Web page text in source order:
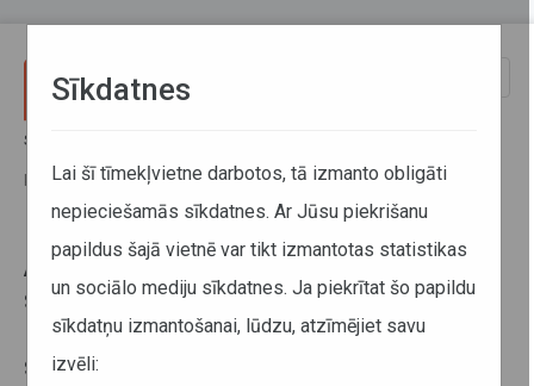
Sākums
kuriozos stāstos par pieredzēto sabiedriskajā transportā
Autotransporta direkcija aicina
sociālo tīklu lietotājus dalīties
kuriozos stāstos par pieredzēto
sabiedriskajā transportā
Sīkdatnes
Lai šī tīmekļvietne darbotos, tā izmanto obligāti
nepieciešamās sīkdatnes. Ar Jūsu piekrišanu
papildus šajā vietnē var tikt izmantotas statistikas
un sociālo mediju sīkdatnes. Ja piekrītat šo papildu
sīkdatņu izmantošanai, lūdzu, atzīmējiet savu
izvēli: